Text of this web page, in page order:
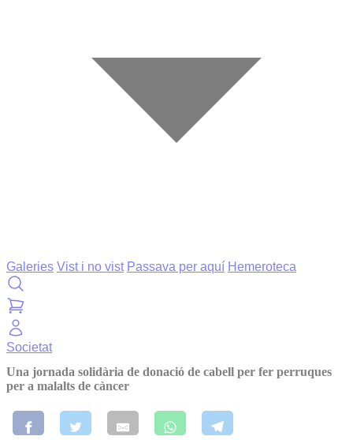
Galeries Vist i no vist Passava per aquí Hemeroteca
Societat
Una jornada solidària de donació de cabell per fer perruques
per a malalts de càncer